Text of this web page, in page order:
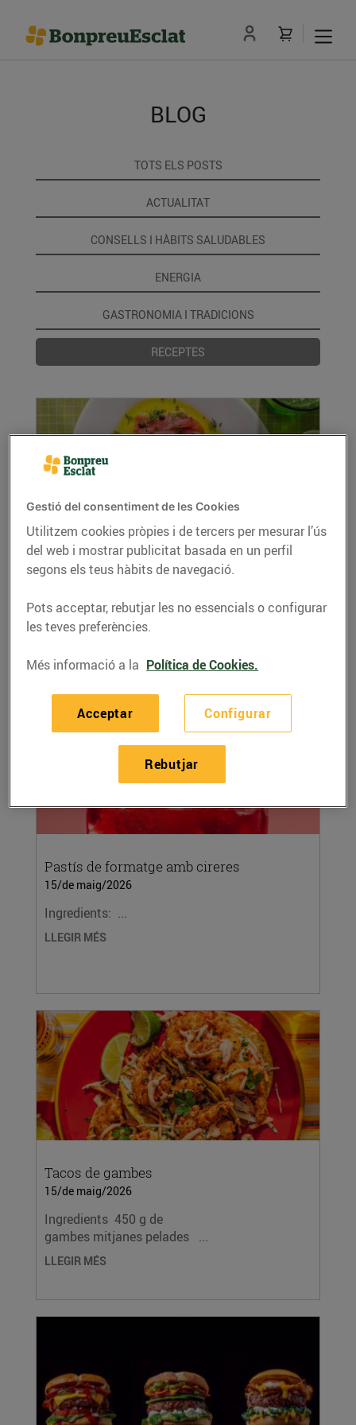
BLOG
TOTS ELS POSTS
ACTUALITAT
CONSELLS I HÀBITS SALUDABLES
ENERGIA
GASTRONOMIA I TRADICIONS
RECEPTES
Crudo Siciliano
14/de juny/2026
Ingredients: 250 grams de tonyina Oli d'oliva
verge extra Llimona Sal marina gruixuda ...
Pastís de formatge amb cireres
15/de maig/2026
Ingredients: ...
LLEGIR MÉS
Tacos de gambes
15/de maig/2026
Ingredients 450 g de
gambes mitjanes pelades ...
LLEGIR MÉS
Gestió del consentiment de les Cookies
Utilitzem cookies pròpies i de tercers per mesurar l’ús
del web i mostrar publicitat basada en un perfil
segons els teus hàbits de navegació.
Pots acceptar, rebutjar les no essencials o configurar
les teves preferències.
Més informació a la Política de Cookies.
Configurar
Rebutjar
Acceptar